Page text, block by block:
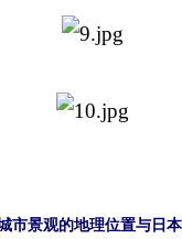
市景观的地理位置与日